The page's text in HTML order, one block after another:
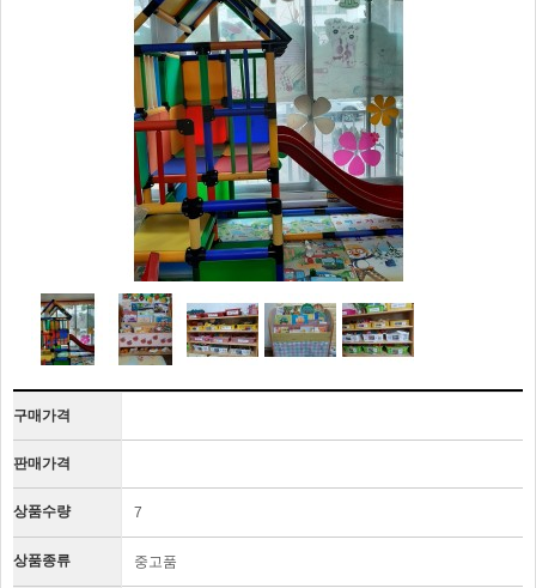
구매가격
판매가격
상품수량 7
상품종류 중고품